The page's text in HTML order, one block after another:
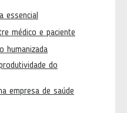
essencial
médico e paciente
humanizada
do
empresa de saúde